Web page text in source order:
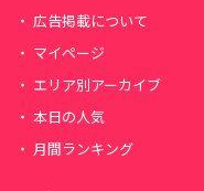
広告掲載について
マイページ
エリア別アーカイブ
本日の人気
月間ランキング